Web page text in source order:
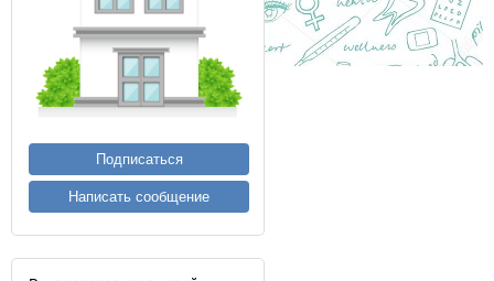
Подписаться
Написать сообщение